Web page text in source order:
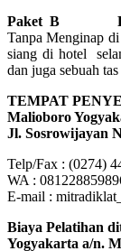
Paket B
Tanpa Menginap
siang di hotel
dan juga sebuah
TEMPAT
Malioboro
Jl. Sosrowijayan
Telp/Fax : (0274)
WA :
E-mail :
Biaya Pelatihan
Yogyakarta a/n.